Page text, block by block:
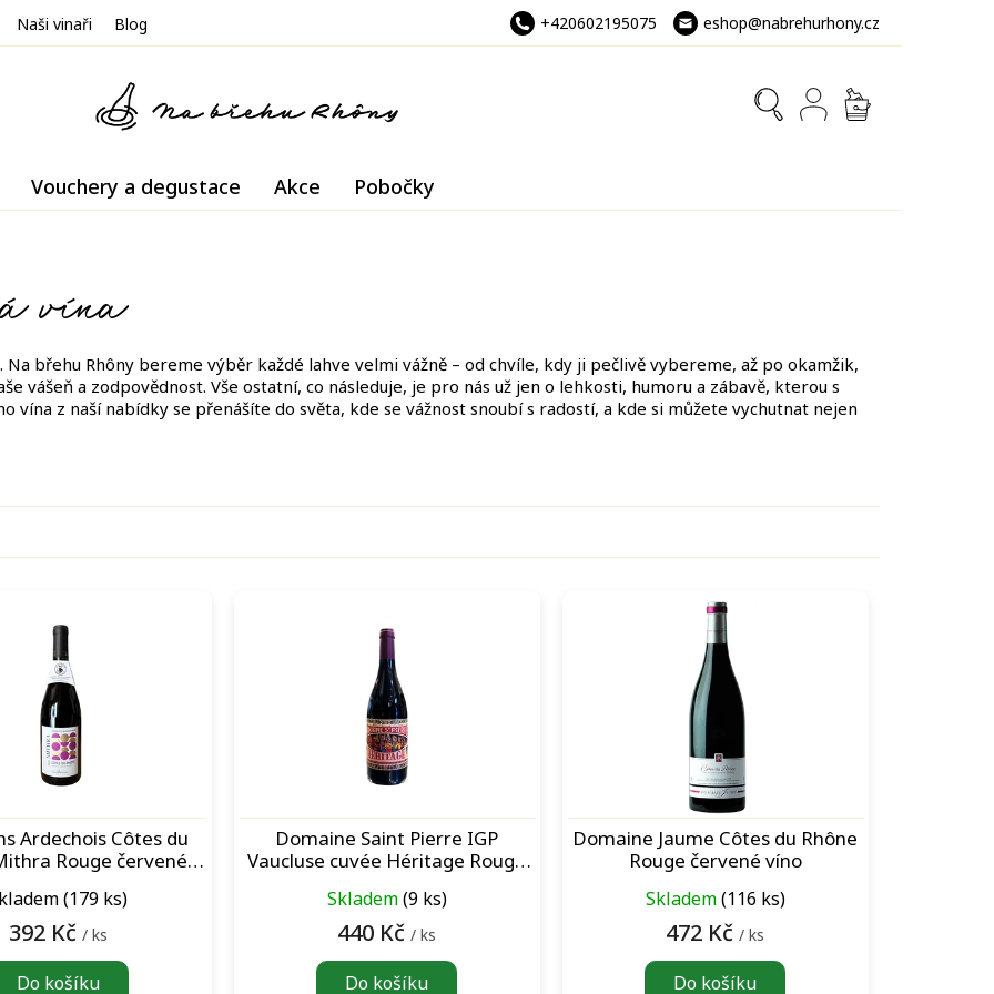
+420602195075 eshop@nabrehurhony.cz
Naši vinaři Blog
NÁKUPNÍ
KOŠÍK
Vouchery a degustace Akce Pobočky
vína
břehu Rhôny bereme výběr každé lahve velmi vážně – od chvíle, kdy ji pečlivě vybereme, až po okamžik,
vášeň a zodpovědnost. Vše ostatní, co následuje, je pro nás už jen o lehkosti, humoru a zábavě, kterou s
vína z naší nabídky se přenášíte do světa, kde se vážnost snoubí s radostí, a kde si můžete vychutnat nejen
Ardechois Côtes du
Rouge červené
(179 ks)
392 Kč/ ks
Do košíku
Domaine Saint Pierre IGP
Vaucluse cuvée Héritage Rouge
Skladem(9 ks)
440 Kč/ ks
Do košíku
Domaine Jaume Côtes du Rhône
Rouge červené víno
Skladem(116 ks)
472 Kč/ ks
Do košíku